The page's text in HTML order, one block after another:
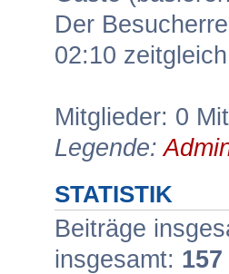
Der
02:10
Mitglieder: 0
Legende:
STATISTIK
Beiträge
insgesamt: 157